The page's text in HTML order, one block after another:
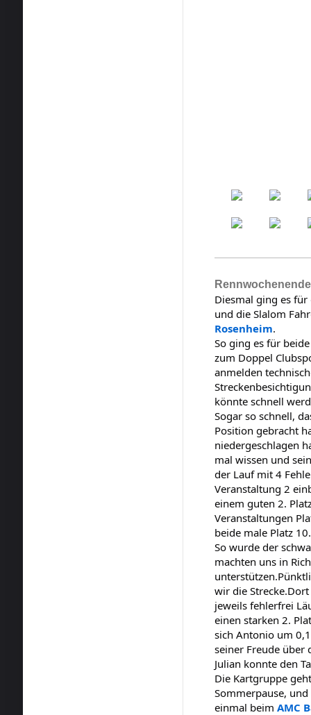
Diesmal ging es
und die Slalom
Rosenheim.
So ging es für
zum Doppel
anmelden
könnte schnell
Sogar so schnell,
Position gebracht
niedergeschlagen
mal wissen und
der Lauf mit 4
Veranstaltung 2
einem guten 2.
Veranstaltungen
beide male Platz
So wurde der
machten uns in
unterstützen.
wir die Strecke.
jeweils fehlerfrei
einen starken 2.
sich Antonio um
seiner Freude über
Julian konnte den
Die Kartgruppe
Sommerpause,
einmal beim AMC